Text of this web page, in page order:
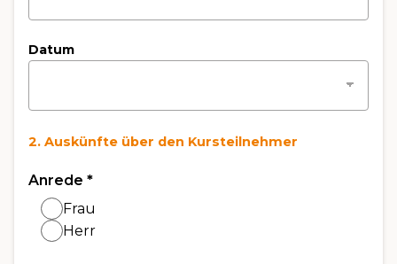
Datum
2. Auskünfte über den Kursteilnehmer
Anrede *
Frau
Herr